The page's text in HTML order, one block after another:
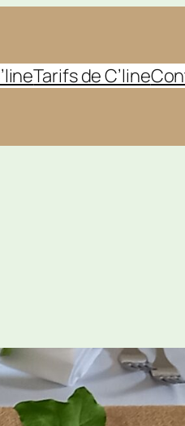
Tarifs de C’line